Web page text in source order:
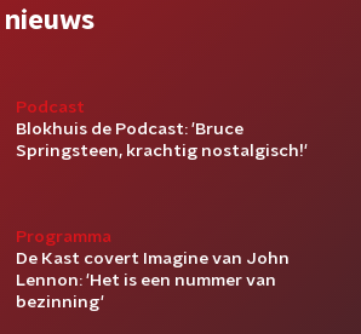
Podcast
Blokhuis de Podcast: 'Bruce
Springsteen, krachtig nostalgisch!'
Programma
De Kast covert Imagine van John
Lennon: 'Het is een nummer van
bezinning'